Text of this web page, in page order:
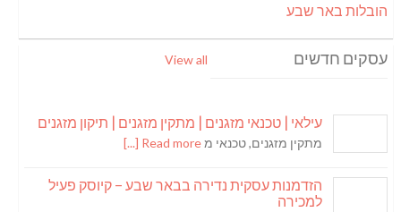
הובלות באר שבע
עסקים חדשים View all
עילאי | טכנאי מזגנים | מתקין מזגנים | תיקון מזגנים
מתקין מזגנים, טכנאי מRead more [...]
הזדמנות עסקית נדירה בבאר שבע – קיוסק פעיל
למכירה